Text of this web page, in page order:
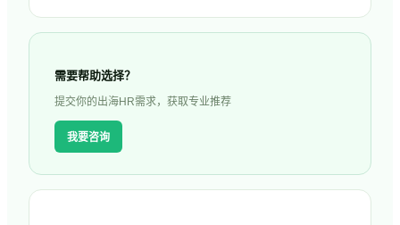
需要帮助选择？
提交你的出海HR需求，获取专业推荐
我要咨询